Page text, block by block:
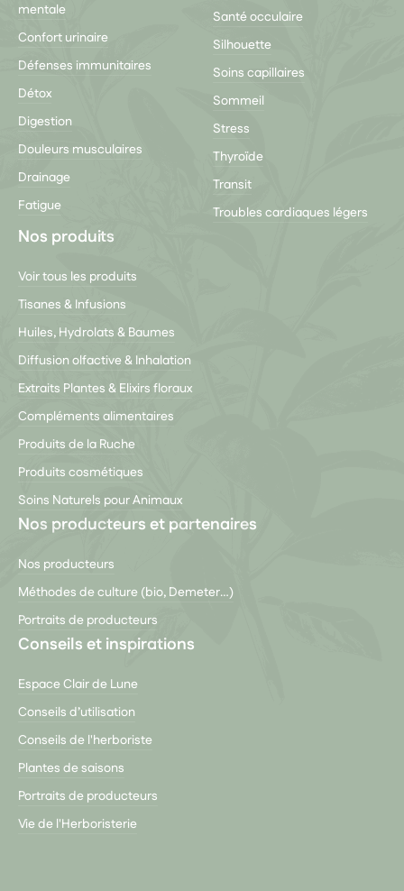
mentale
Confort urinaire
Défenses immunitaires
Détox
Digestion
Douleurs musculaires
Drainage
Fatigue
Santé occulaire
Silhouette
Soins capillaires
Sommeil
Stress
Thyroïde
Transit
Troubles cardiaques légers
Nos produits
Voir tous les produits
Tisanes & Infusions
Huiles, Hydrolats & Baumes
Diffusion olfactive & Inhalation
Extraits Plantes & Elixirs floraux
Compléments alimentaires
Produits de la Ruche
Produits cosmétiques
Soins Naturels pour Animaux
Nos producteurs et partenaires
Nos producteurs
Méthodes de culture (bio, Demeter…)
Portraits de producteurs
Conseils et inspirations
Espace Clair de Lune
Conseils d’utilisation
Conseils de l'herboriste
Plantes de saisons
Portraits de producteurs
Vie de l'Herboristerie